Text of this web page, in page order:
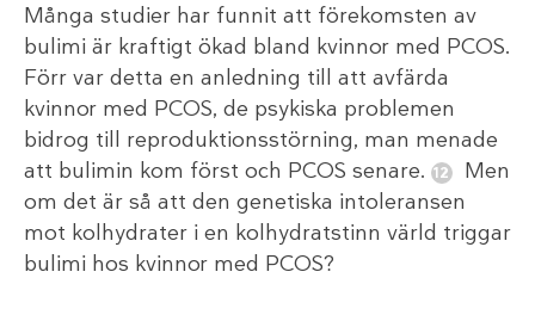
Många studier har funnit att förekomsten av
bulimi är kraftigt ökad bland kvinnor med PCOS.
Förr var detta en anledning till att avfärda
kvinnor med PCOS, de psykiska problemen
bidrog till reproduktionsstörning, man menade
att bulimin kom först och PCOS senare.
Men
om det är så att den genetiska intoleransen
mot kolhydrater i en kolhydratstinn värld triggar
bulimi hos kvinnor med PCOS?